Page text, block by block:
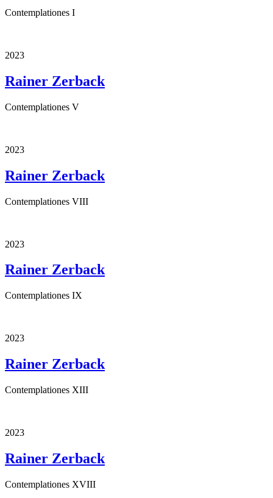
Contemplationes I
2023
Rainer Zerback
Contemplationes V
2023
Rainer Zerback
Contemplationes VIII
2023
Rainer Zerback
Contemplationes IX
2023
Rainer Zerback
Contemplationes XIII
2023
Rainer Zerback
Contemplationes XVIII